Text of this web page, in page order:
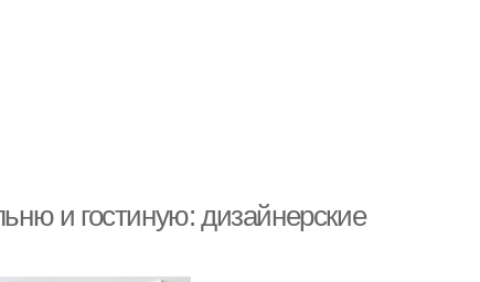
и гостиную: дизайнерские